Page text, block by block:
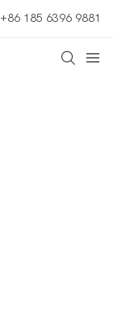
+86 185 6396 9881